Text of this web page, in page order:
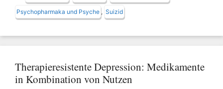
Psychopharmaka und Psyche Suizid
Therapieresistente Depression: Medikamente
in Kombination von Nutzen